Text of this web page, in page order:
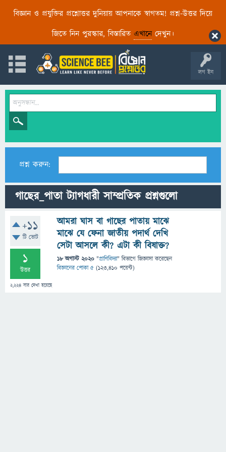
বিজ্ঞান ও প্রযুক্তির প্রশ্নোত্তর দুনিয়ায় আপনাকে স্বাগতম! প্রশ্ন-উত্তর দিয়ে
জিতে নিন পুরস্কার, বিস্তারিত এখানেদেখুন।
লগ ইন
প্রশ্ন করুন:
গাছের_পাতা ট্যাগধারী সাম্প্রতিক প্রশ্নগুলো
+11
টি ভোট
1
উত্তর
2,224 বার দেখা হয়েছে
আমরা ঘাস বা গাছের পাতায় মাঝে
মাঝে যে ফেনা জাতীয় পদার্থ দেখি
সেটা আসলে কী? এটা কী বিষাক্ত?
18 অগাস্ট 2020 "প্রাণিবিদ্যা" বিভাগে জিজ্ঞাসাকরেছেন
বিজ্ঞানের পোকা ৫ (123,410 পয়েন্ট)